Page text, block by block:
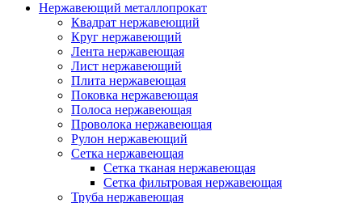
Нержавеющий металлопрокат
Квадрат нержавеющий
Круг нержавеющий
Лента нержавеющая
Лист нержавеющий
Плита нержавеющая
Поковка нержавеющая
Полоса нержавеющая
Проволока нержавеющая
Рулон нержавеющий
Сетка нержавеющая
Сетка тканая нержавеющая
Сетка фильтровая нержавеющая
Труба нержавеющая